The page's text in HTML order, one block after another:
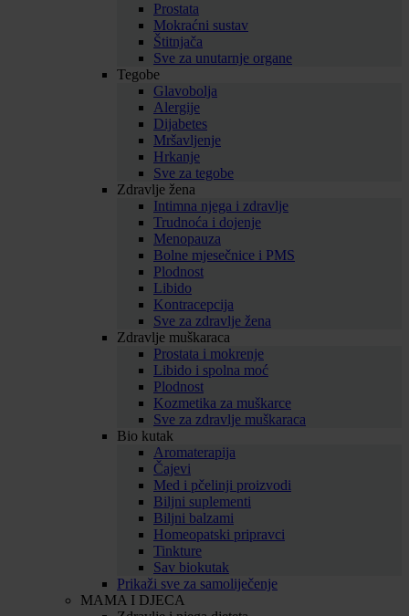
Prostata
Mokraćni sustav
Štitnjača
Sve za unutarnje organe
Tegobe
Glavobolja
Alergije
Dijabetes
Mršavljenje
Hrkanje
Sve za tegobe
Zdravlje žena
Intimna njega i zdravlje
Trudnoća i dojenje
Menopauza
Bolne mjesečnice i PMS
Plodnost
Libido
Kontracepcija
Sve za zdravlje žena
Zdravlje muškaraca
Prostata i mokrenje
Libido i spolna moć
Plodnost
Kozmetika za muškarce
Sve za zdravlje muškaraca
Bio kutak
Aromaterapija
Čajevi
Med i pčelinji proizvodi
Biljni suplementi
Biljni balzami
Homeopatski pripravci
Tinkture
Sav biokutak
Prikaži sve za samoliječenje
MAMA I DJECA